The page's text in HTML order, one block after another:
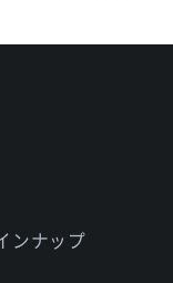
ンナップ